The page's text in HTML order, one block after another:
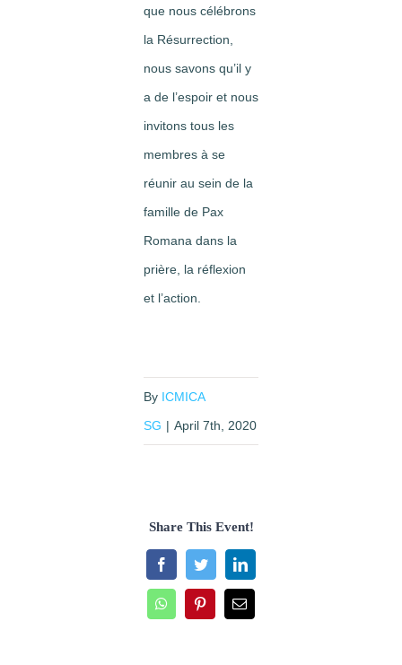
que nous célébrons
la Résurrection,
nous savons qu’il y
a de l’espoir et nous
invitons tous les
membres à se
réunir au sein de la
famille de Pax
Romana dans la
prière, la réflexion
et l’action.
By ICMICA
SG | April 7th, 2020
Share This Event!
FacebookTwitterLinkedIn
WhatsAppPinterestEmail